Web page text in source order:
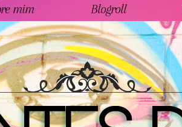
mim Blogroll